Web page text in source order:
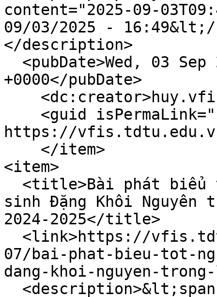
content="2025-09-
09/03/2025 - 16:49&lt;/
</description>
+0000</pubDate>
https://
<item>
sinh Đặng Khôi Nguyên
2024-2025</title>
07/bai-phat-bieu-tot-
dang-khoi-nguyen-